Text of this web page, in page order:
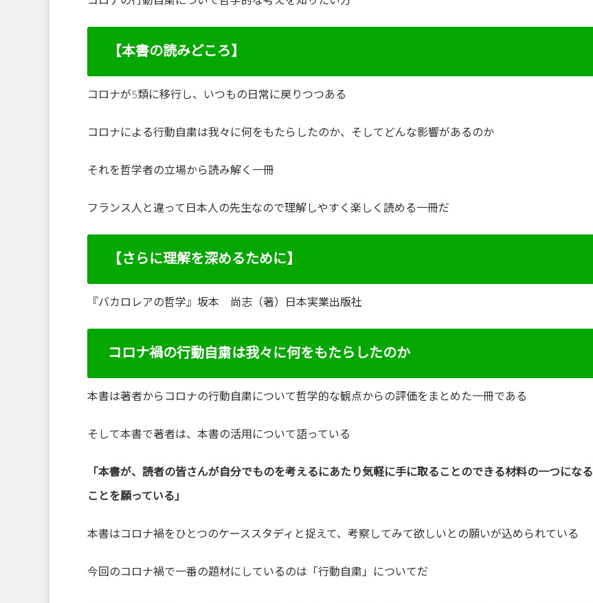
【本書の読みどころ】
コロナが5類に移行し、いつもの日常に戻りつつある
コロナによる行動自粛は我々に何をもたらしたのか、そしてどんな影響があるのか
それを哲学者の立場から読み解く一冊
フランス人と違って日本人の先生なので理解しやすく楽しく読める一冊だ
【さらに理解を深めるために】
『バカロレアの哲学』坂本 尚志（著）日本実業出版社
コロナ禍の行動自粛は我々に何をもたらしたのか
本書は著者からコロナの行動自粛について哲学的な観点からの評価をまとめた一冊である
そして本書で著者は、本書の活用について語っている
「本書が、読者の皆さんが自分でものを考えるにあたり気軽に手に取ることのできる材料の一つになる
ことを願っている」
本書はコロナ禍をひとつのケーススタディと捉えて、考察してみて欲しいとの願いが込められている
今回のコロナ禍で一番の題材にしているのは「行動自粛」についてだ